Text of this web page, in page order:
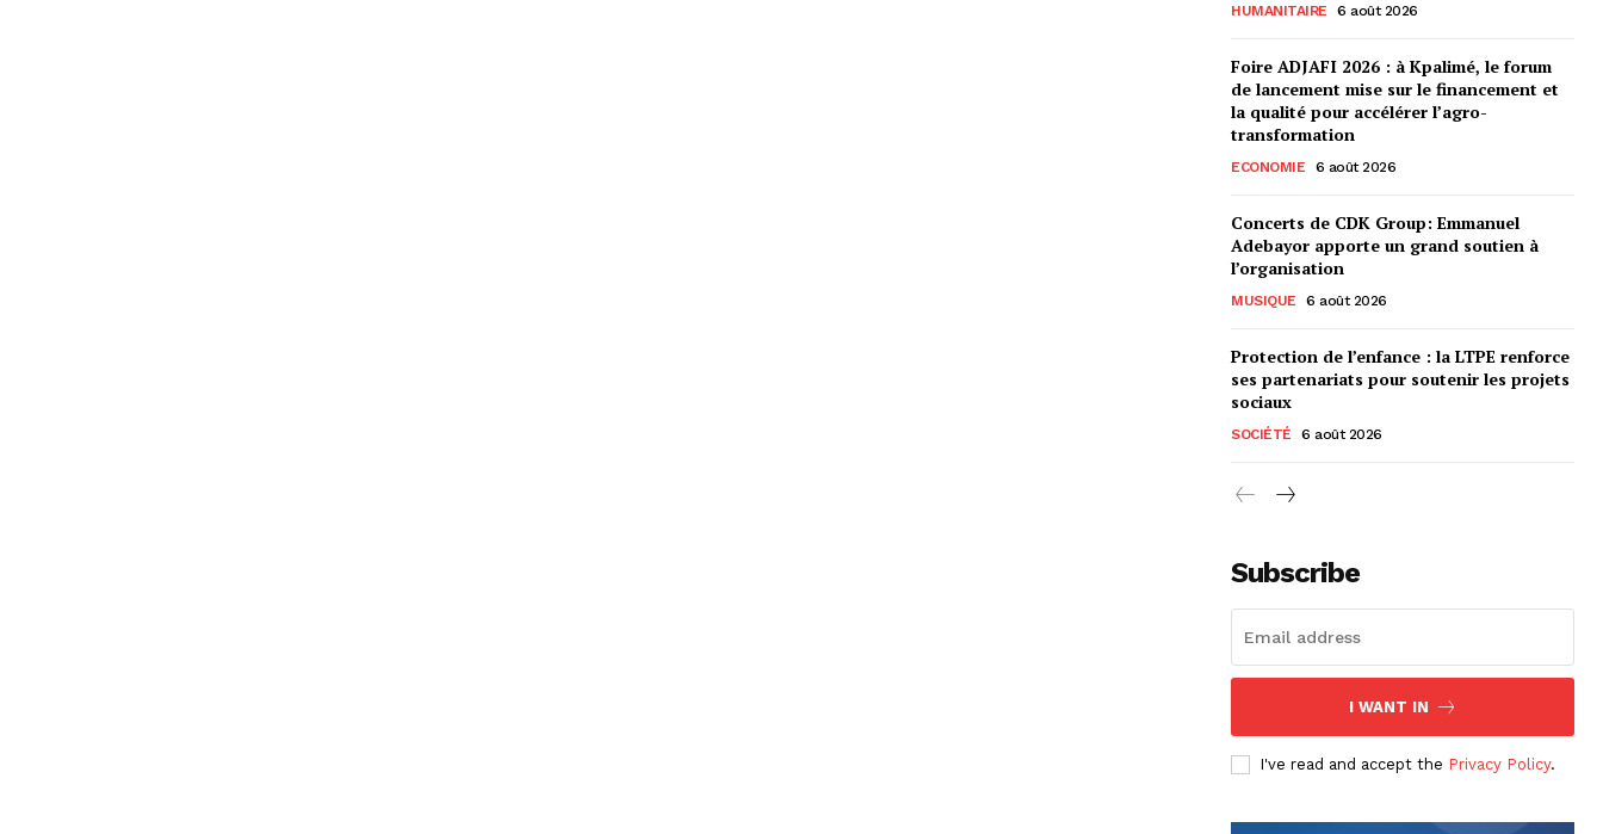
HUMANITAIRE 6 août 2026
Foire ADJAFI 2026 : à Kpalimé, le forum
de lancement mise sur le financement et
la qualité pour accélérer l’agro-
transformation
ECONOMIE 6 août 2026
Concerts de CDK Group: Emmanuel
Adebayor apporte un grand soutien à
l’organisation
MUSIQUE 6 août 2026
Protection de l’enfance : la LTPE renforce
ses partenariats pour soutenir les projets
sociaux
SOCIÉTÉ 6 août 2026
Subscribe
I WANT IN
I've read and accept the Privacy Policy.